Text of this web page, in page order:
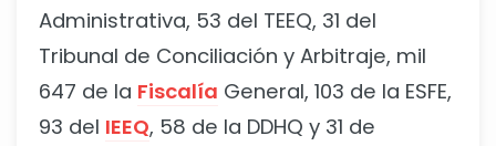
Administrativa, 53 del TEEQ, 31 del
Tribunal de Conciliación y Arbitraje, mil
647 de la Fiscalía General, 103 de la ESFE,
93 del IEEQ, 58 de la DDHQ y 31 de